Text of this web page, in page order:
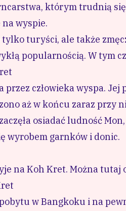
którym trudnią
wyspie.
turyści, ale także
popularnością. W tym
człowieka wyspa.
aż w końcu zaraz przy
osiadać ludność
wyrobem garnków i donic.
na Koh Kret. Można tutaj
w Bangkoku i na